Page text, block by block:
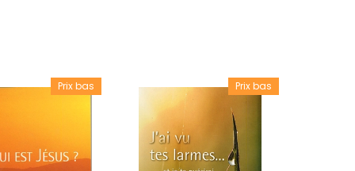
Langues étrangères
Prix bas Prix bas